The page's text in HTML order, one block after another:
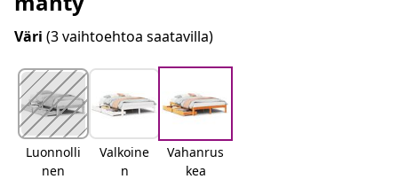
Väri (3 vaihtoehtoa saatavilla)
Luonnolli
nen
Valkoine
n
Vahanrus
kea